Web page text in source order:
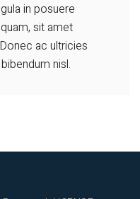
in posuere
sit amet
ac ultricies
nisl.